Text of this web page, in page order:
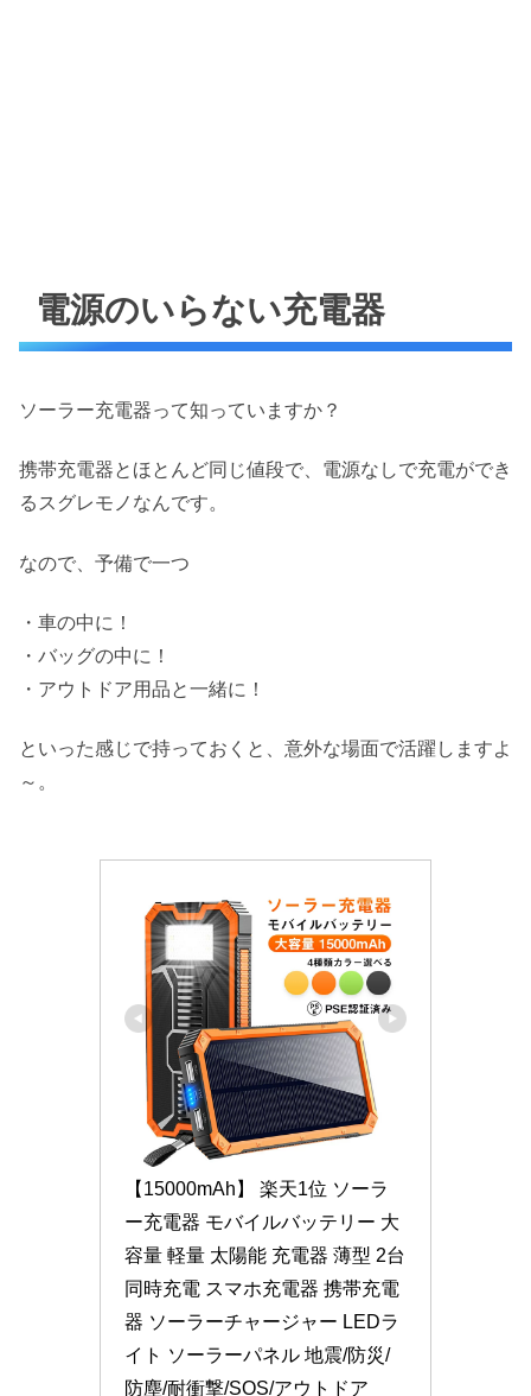
電源のいらない充電器
ソーラー充電器って知っていますか？
携帯充電器とほとんど同じ値段で、電源なしで充電ができ
るスグレモノなんです。
なので、予備で一つ
・車の中に！
・バッグの中に！
・アウトドア用品と一緒に！
といった感じで持っておくと、意外な場面で活躍しますよ
～。
【15000mAh】 楽天1位 ソーラ
ー充電器 モバイルバッテリー 大
容量 軽量 太陽能 充電器 薄型 2台
同時充電 スマホ充電器 携帯充電
器 ソーラーチャージャー LEDラ
イト ソーラーパネル 地震/防災/
防塵/耐衝撃/SOS/アウトドア